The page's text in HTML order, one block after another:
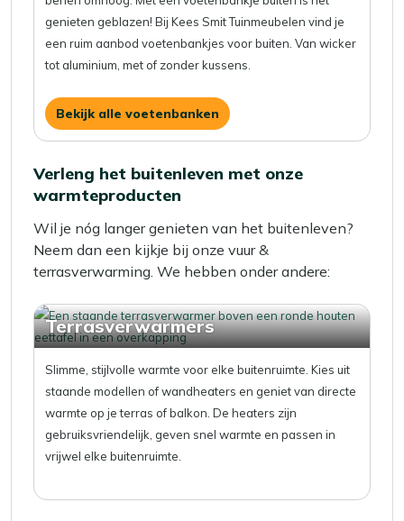
genieten geblazen! Bij Kees Smit Tuinmeubelen vind je
een ruim aanbod voetenbankjes voor buiten. Van wicker
tot aluminium, met of zonder kussens.
Bekijk alle voetenbanken
Verleng het buitenleven met onze
warmteproducten
Wil je nóg langer genieten van het buitenleven?
Neem dan een kijkje bij onze vuur &
terrasverwarming. We hebben onder andere:
Terrasverwarmers
Slimme, stijlvolle warmte voor elke buitenruimte. Kies uit
staande modellen of wandheaters en geniet van directe
warmte op je terras of balkon. De heaters zijn
gebruiksvriendelijk, geven snel warmte en passen in
vrijwel elke buitenruimte.